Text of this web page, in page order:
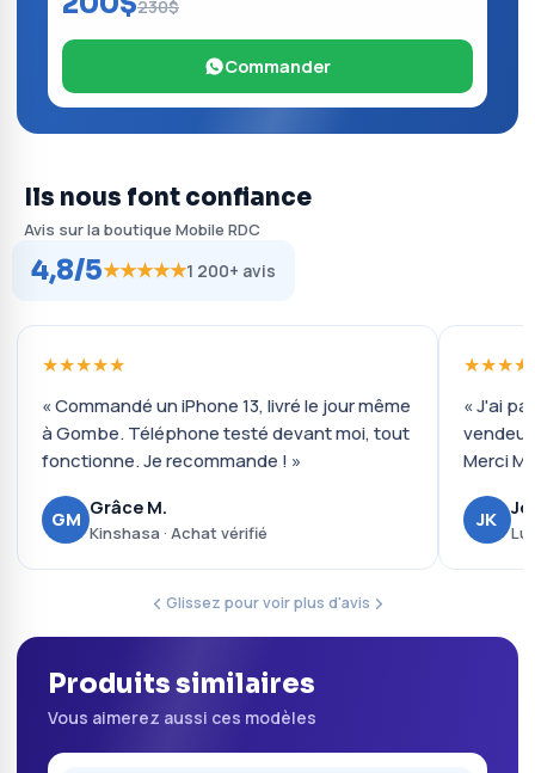
230$
Commander
Ils nous font confiance
Avis sur la boutique Mobile RDC
4,8/5★★★★★1 200+ avis
★★★★★
« Commandé un iPhone 13, livré le jour même
à Gombe. Téléphone testé devant moi, tout
fonctionne. Je recommande ! »
GM Grâce M.
Kinshasa · Achat vérifié
« J'ai
Merci
JK
Glissez pour voir plus d'avis
Produits similaires
Vous aimerez aussi ces modèles